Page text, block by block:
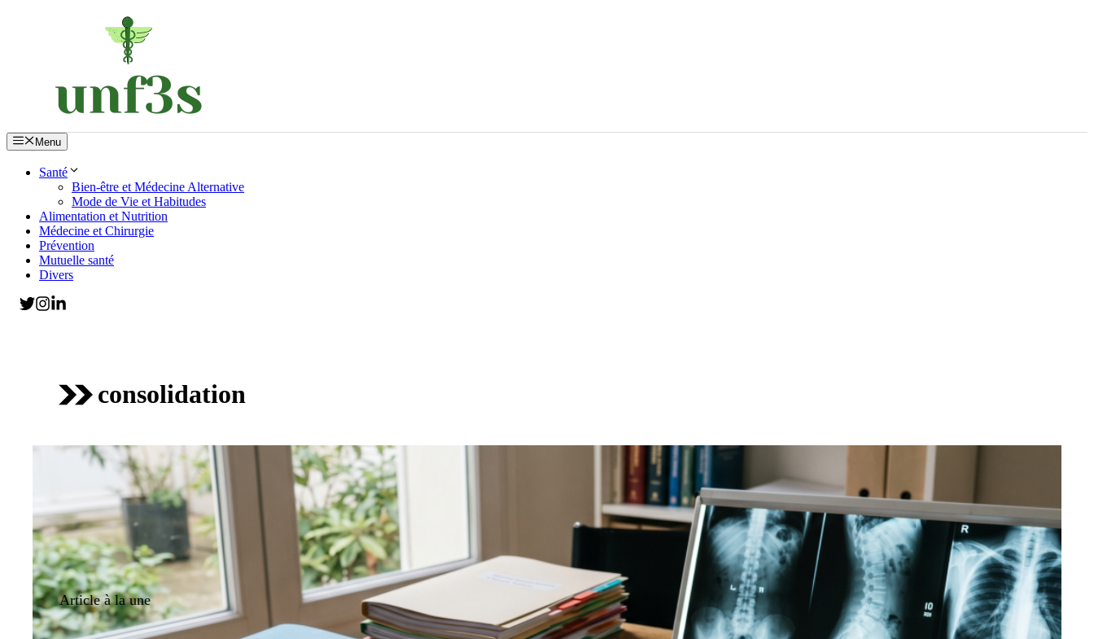
Menu
Santé
Bien-être et Médecine Alternative
Mode de Vie et Habitudes
Alimentation et Nutrition
Médecine et Chirurgie
Prévention
Mutuelle santé
Divers
consolidation
Article à la une